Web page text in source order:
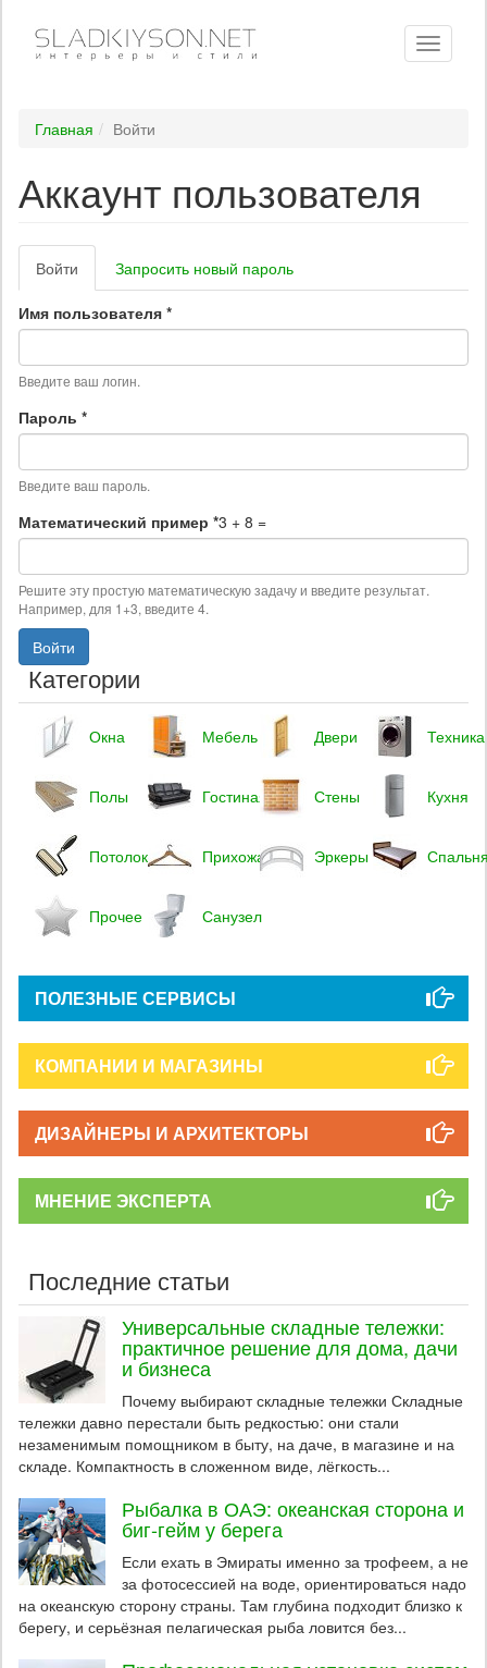
Toggle
Главная Войти
Аккаунт пользователя
Главные
вкладки
Войти (активная
вкладка)
Запросить новый пароль
Имя пользователя *
Введите ваш логин.
Пароль *
Введите ваш пароль.
Математический пример *3 + 8 =
Решите эту простую математическую задачу и введите результат.
Например, для 1+3, введите 4.
Войти
Категории
Окна Мебель Двери Техника
Полы Гостиная Стены Кухня
Потолок Прихожая Эркеры
Прочее Санузел
ПОЛЕЗНЫЕ СЕРВИСЫ
КОМПАНИИ И МАГАЗИНЫ
ДИЗАЙНЕРЫ И АРХИТЕКТОРЫ
МНЕНИЕ ЭКСПЕРТА
Последние статьи
Универсальные складные тележки:
практичное решение для дома, дачи
и бизнеса
Почему выбирают складные тележки Складные
тележки давно перестали быть редкостью: они стали
незаменимым помощником в быту, на даче, в магазине и на
складе. Компактность в сложенном виде, лёгкость...
Рыбалка в ОАЭ: океанская сторона и
биг-гейм у берега
Если ехать в Эмираты именно за трофеем, а не
за фотосессией на воде, ориентироваться надо
на океанскую сторону страны. Там глубина подходит близко к
берегу, и серьёзная пелагическая рыба ловится без...